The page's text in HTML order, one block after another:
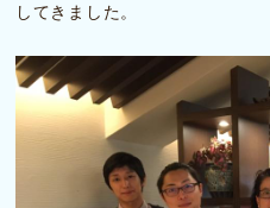
してきました。